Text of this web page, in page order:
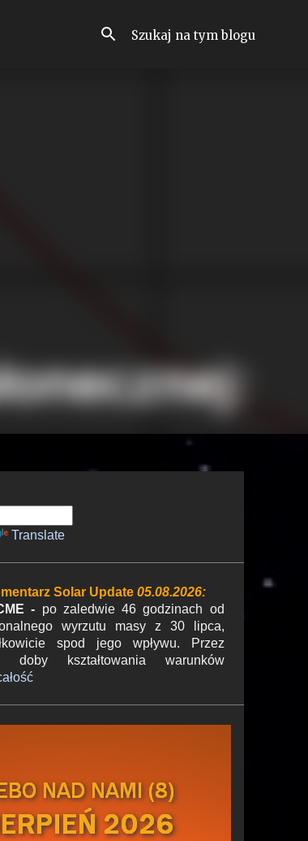
Translate
Solar Update05.08.2026:
- po zaledwie 46 godzinach od
wyrzutu masy z 30 lipca,
spod jego wpływu. Przez
doby kształtowania warunków